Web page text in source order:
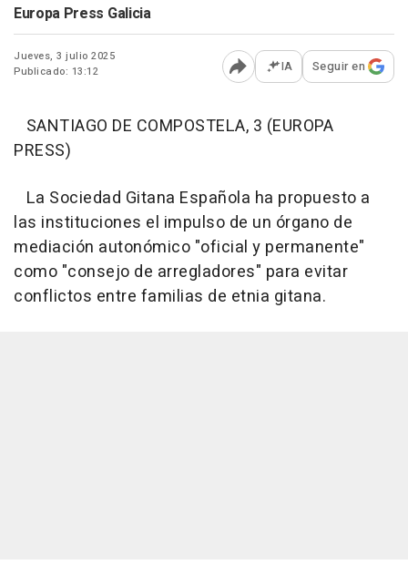
Europa Press Galicia
Jueves, 3 julio 2025
Publicado: 13:12
Abrir opciones para
IA Seguir en
SANTIAGO DE COMPOSTELA, 3 (EUROPA
PRESS)
La Sociedad Gitana Española ha propuesto a
las instituciones el impulso de un órgano de
mediación autonómico "oficial y permanente"
como "consejo de arregladores" para evitar
conflictos entre familias de etnia gitana.